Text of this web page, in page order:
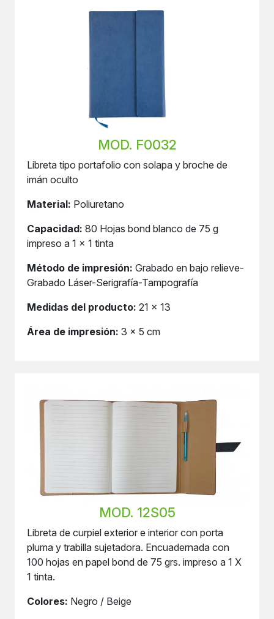
MOD. F0032
Libreta tipo portafolio con solapa y broche de
imán oculto
Material: Poliuretano
Capacidad: 80 Hojas bond blanco de 75 g
impreso a 1 x 1 tinta
Método de impresión: Grabado en bajo relieve-
Grabado Láser-Serigrafía-Tampografía
Medidas del producto: 21 x 13
Área de impresión: 3 x 5 cm
MOD. 12S05
Libreta de curpiel exterior e interior con porta
pluma y trabilla sujetadora. Encuadernada con
100 hojas en papel bond de 75 grs. impreso a 1 X
1 tinta.
Colores: Negro / Beige